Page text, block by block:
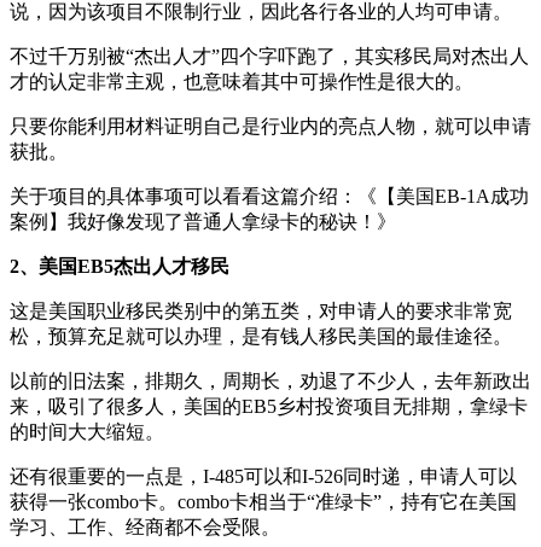
说，因为该项目不限制行业，因此各行各业的人均可申请。
不过千万别被“杰出人才”四个字吓跑了，其实移民局对杰出人
才的认定非常主观，也意味着其中可操作性是很大的。
只要你能利用材料证明自己是行业内的亮点人物，就可以申请
获批。
关于项目的具体事项可以看看这篇介绍：《【美国EB-1A成功
案例】我好像发现了普通人拿绿卡的秘诀！》
2、美国EB5杰出人才移民
这是美国职业移民类别中的第五类，对申请人的要求非常宽
松，预算充足就可以办理，是有钱人移民美国的最佳途径。
以前的旧法案，排期久，周期长，劝退了不少人，去年新政出
来，吸引了很多人，美国的EB5乡村投资项目无排期，拿绿卡
的时间大大缩短。
还有很重要的一点是，I-485可以和I-526同时递，申请人可以
获得一张combo卡。combo卡相当于“准绿卡”，持有它在美国
学习、工作、经商都不会受限。